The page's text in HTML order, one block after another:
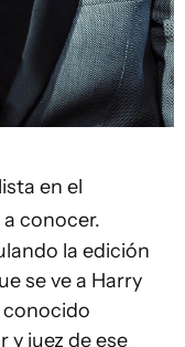
en el
conocer.
la edición
se ve a Harry
conocido
y juez de ese